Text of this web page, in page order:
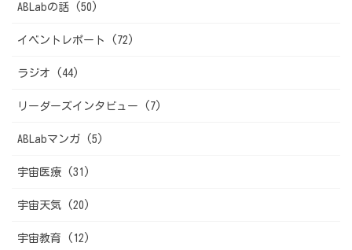
ABLabの話 (50)
イベントレポート (72)
ラジオ (44)
リーダーズインタビュー (7)
ABLabマンガ (5)
宇宙医療 (31)
宇宙天気 (20)
宇宙教育 (12)